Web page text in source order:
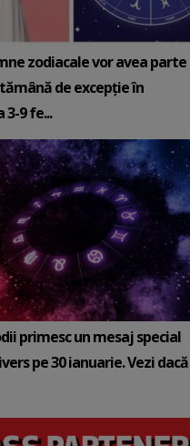
zodiacale vor avea parte
de excepție în
3-9 fe...
primesc un mesaj special
pe 30 ianuarie. Vezi dacă